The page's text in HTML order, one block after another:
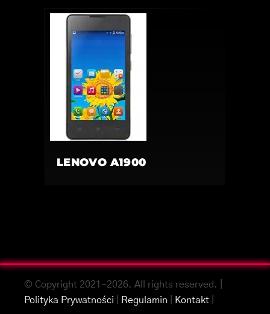
LENOVO A1900
© Copyright 2021-2026. All rights reserved. |
Polityka Prywatności
Regulamin Kontakt